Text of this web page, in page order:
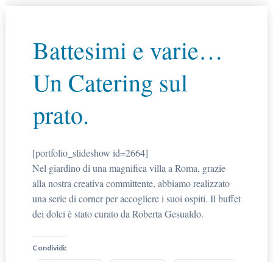
Battesimi e varie…
Un Catering sul
prato.
[portfolio_slideshow id=2664]
Nel giardino di una magnifica villa a Roma, grazie
alla nostra creativa committente, abbiamo realizzato
una serie di corner per accogliere i suoi ospiti. Il buffet
dei dolci è stato curato da Roberta Gesualdo.
Condividi: